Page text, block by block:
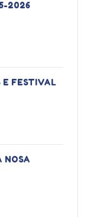
2026
E FESTIVAL
NOSA